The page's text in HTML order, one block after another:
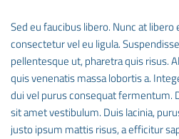
Sed eu faucibus libero. Nunc at
consectetur vel eu ligula.
pellentesque ut, pharetra quis risus.
quis venenatis massa lobortis a.
dui vel purus consequat fermentum.
sit amet vestibulum. Duis lacinia,
justo ipsum mattis risus, a efficitur